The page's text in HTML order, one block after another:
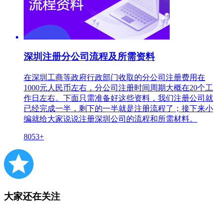
深圳注册分公司流程及所需资料
在深圳工商等政府行政部门收取的分公司注册费用在
1000元人民币左右，分公司注册时间周期大概在20个工
作日左右。下面只需准备好这些资料，我们注册公司就
已经完成一半，剩下的一半就是注册流程了；接下来小
编就给大家说说注册深圳公司的流程和所需材料。
8053+
大家还在关注